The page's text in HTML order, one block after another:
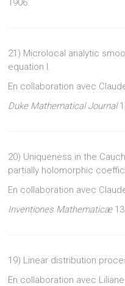
1906.
21) Microlocal analytic
equation I.
En collaboration avec
Duke Mathematical Journal
20) Uniqueness in the
partially holomorphic
En collaboration avec
Inventiones Mathematicæ
19) Linear distribution
En collaboration avec